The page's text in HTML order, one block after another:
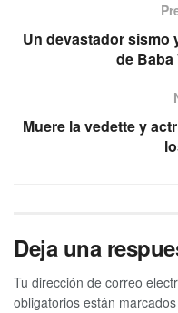
Un devastador sismo
de Baba
Muere la vedette y
Deja una
Tu dirección de correo
obligatorios están